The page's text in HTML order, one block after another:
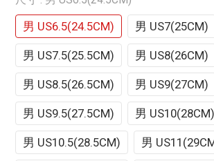
男 US6.5(24.5CM) 男 US7(25CM)
男 US7.5(25.5CM) 男 US8(26CM)
男 US8.5(26.5CM) 男 US9(27CM)
男 US9.5(27.5CM) 男 US10(28CM)
男 US10.5(28.5CM) 男